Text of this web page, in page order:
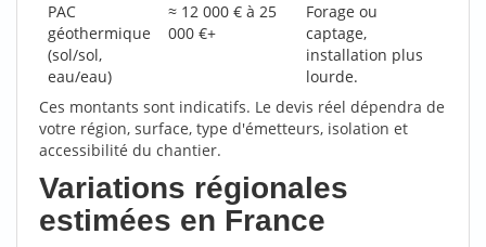
PAC
géothermique
(sol/sol,
eau/eau)
≈ 12 000 € à 25
000 €+
Forage ou
captage,
installation plus
lourde.
Ces montants sont indicatifs. Le devis réel dépendra de
votre région, surface, type d'émetteurs, isolation et
accessibilité du chantier.
Variations régionales
estimées en France